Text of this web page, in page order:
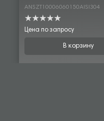
ANSZT10006060150AISI304
Цена по запросу
В корзину